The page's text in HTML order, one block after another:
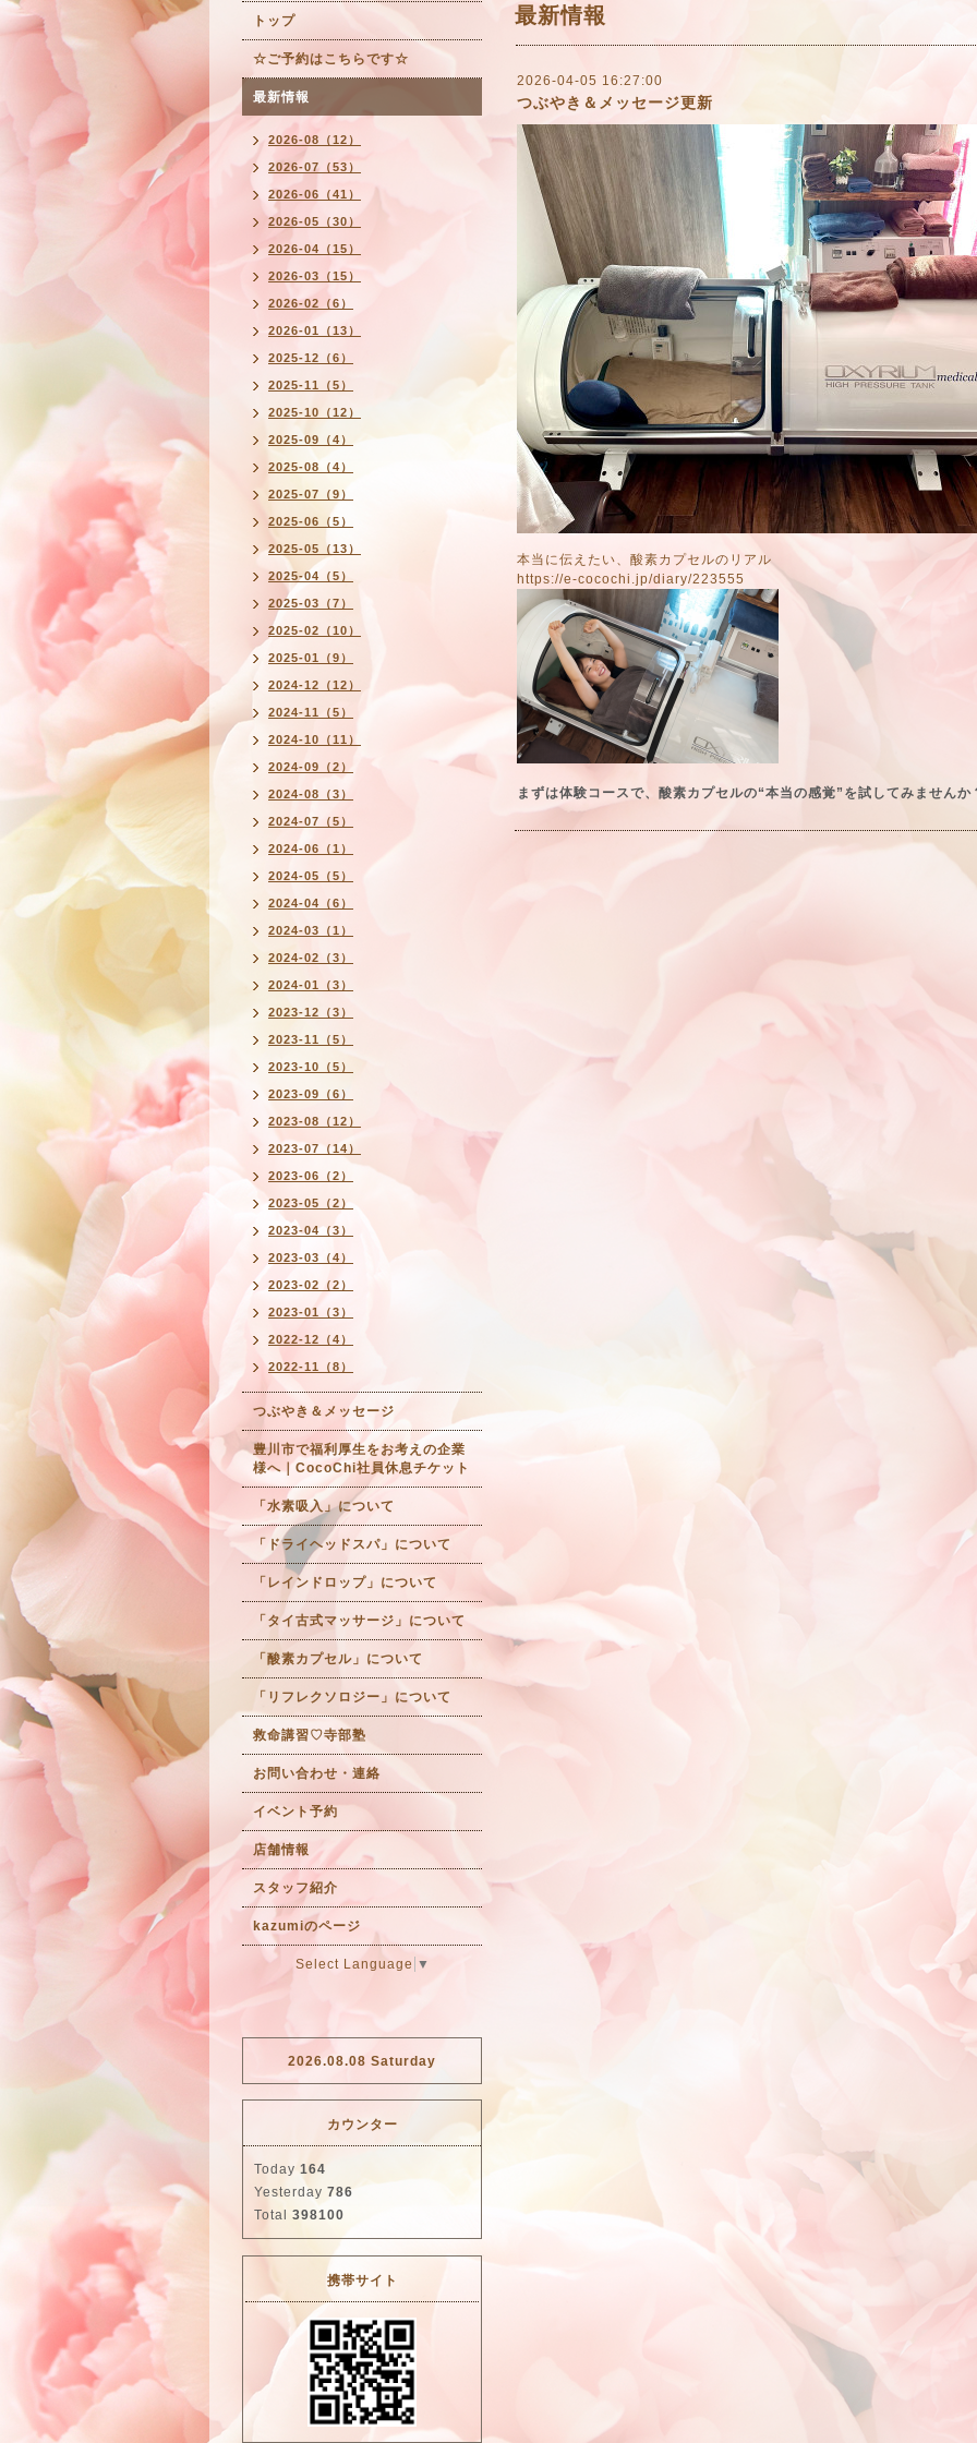
最新情報
2026-04-05 16:27:00
つぶやき＆メッセージ更新
本当に伝えたい、酸素カプセルのリアル
https://e-cocochi.jp/diary/223555
まずは体験コースで、酸素カプセルの“本当の感覚”を試してみませんか
トップ
☆ご予約はこちらです☆
最新情報
2026-08（12）
2026-07（53）
2026-06（41）
2026-05（30）
2026-04（15）
2026-03（15）
2026-02（6）
2026-01（13）
2025-12（6）
2025-11（5）
2025-10（12）
2025-09（4）
2025-08（4）
2025-07（9）
2025-06（5）
2025-05（13）
2025-04（5）
2025-03（7）
2025-02（10）
2025-01（9）
2024-12（12）
2024-11（5）
2024-10（11）
2024-09（2）
2024-08（3）
2024-07（5）
2024-06（1）
2024-05（5）
2024-04（6）
2024-03（1）
2024-02（3）
2024-01（3）
2023-12（3）
2023-11（5）
2023-10（5）
2023-09（6）
2023-08（12）
2023-07（14）
2023-06（2）
2023-05（2）
2023-04（3）
2023-03（4）
2023-02（2）
2023-01（3）
2022-12（4）
2022-11（8）
つぶやき＆メッセージ
豊川市で福利厚生をお考えの企業
様へ｜CocoChi社員休息チケット
「水素吸入」について
「ドライヘッドスパ」について
「レインドロップ」について
「タイ古式マッサージ」について
「酸素カプセル」について
「リフレクソロジー」について
救命講習♡寺部塾
お問い合わせ・連絡
イベント予約
店舗情報
スタッフ紹介
kazumiのページ
Select Language ▼
2026.08.08 Saturday
カウンター
Today 164
Yesterday 786
Total 398100
携帯サイト